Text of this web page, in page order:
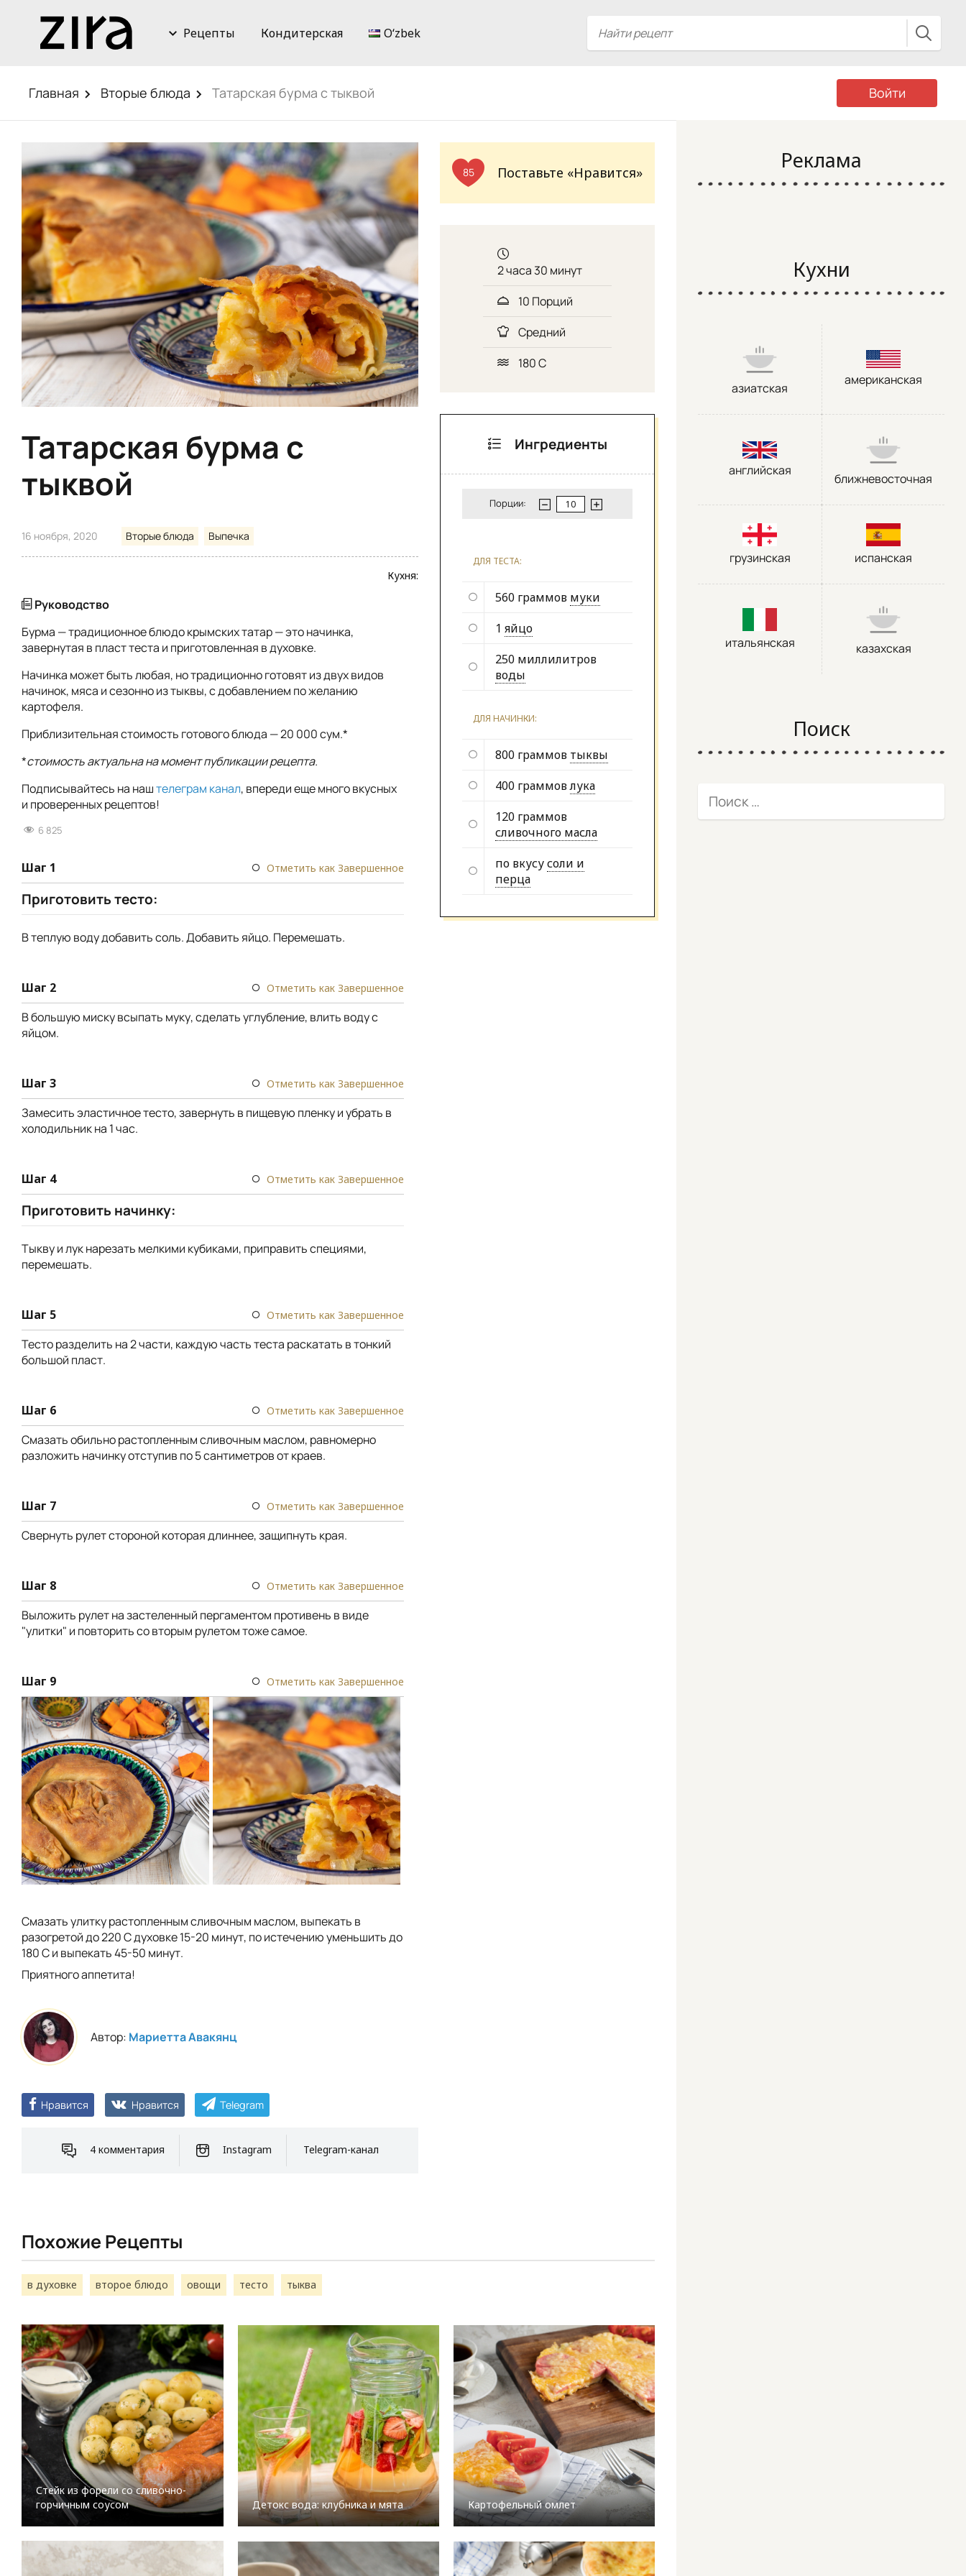
Рецепты Кондитерская Oʻzbek
Главная Вторые блюда Татарская бурма с тыквой Войти
Татарская бурма с
тыквой
16 ноября, 2020 Вторые блюда Выпечка
Кухня:
Руководство
Бурма — традиционное блюдо крымских татар — это начинка,
завернутая в пласт теста и приготовленная в духовке.
Начинка может быть любая, но традиционно готовят из двух видов
начинок, мяса и сезонно из тыквы, с добавлением по желанию
картофеля.
Приблизительная стоимость готового блюда — 20 000 сум.*
*стоимость актуальна на момент публикации рецепта.
Подписывайтесь на наштелеграм канал, впереди еще много вкусных
и проверенных рецептов!
6 825
Шаг 1 Отметить как Завершенное
Приготовить тесто:
В теплую воду добавить соль. Добавить яйцо. Перемешать.
Шаг 2 Отметить как Завершенное
В большую миску всыпать муку, сделать углубление, влить воду с
яйцом.
Шаг 3 Отметить как Завершенное
Замесить эластичное тесто, завернуть в пищевую пленку и убрать в
холодильник на 1 час.
Шаг 4 Отметить как Завершенное
Приготовить начинку:
Тыкву и лук нарезать мелкими кубиками, приправить специями,
перемешать.
Шаг 5 Отметить как Завершенное
Тесто разделить на 2 части, каждую часть теста раскатать в тонкий
большой пласт.
Шаг 6 Отметить как Завершенное
Смазать обильно растопленным сливочным маслом, равномерно
разложить начинку отступив по 5 сантиметров от краев.
Шаг 7 Отметить как Завершенное
Свернуть рулет стороной которая длиннее, защипнуть края.
Шаг 8 Отметить как Завершенное
Выложить рулет на застеленный пергаментом противень в виде
"улитки" и повторить со вторым рулетом тоже самое.
Шаг 9 Отметить как Завершенное
Смазать улитку растопленным сливочным маслом, выпекать в
разогретой до 220 С духовке 15-20 минут, по истечению уменьшить до
180 С и выпекать 45-50 минут.
Приятного аппетита!
Автор: Мариетта Авакянц
Нравится Нравится Telegram
4 комментария Instagram Telegram-канал
85 Поставьте «Нравится»
2 часа 30 минут
10 Порций
Средний
180 С
Ингредиенты
Порции:
ДЛЯ ТЕСТА:
560 граммов муки
1 яйцо
250 миллилитров
воды
ДЛЯ НАЧИНКИ:
800 граммов тыквы
400 граммовлука
120 граммов
сливочного масла
по вкусусоли и
перца
Похожие Рецепты
в духовке второе блюдо овощи тесто тыква
Стейк из форели со сливочно-
горчичным соусом
Детокс вода: клубника и мята Картофельный омлет
Реклама
Кухни
азиатская
американская
английская
ближневосточная
грузинская испанская
итальянская казахская
Поиск